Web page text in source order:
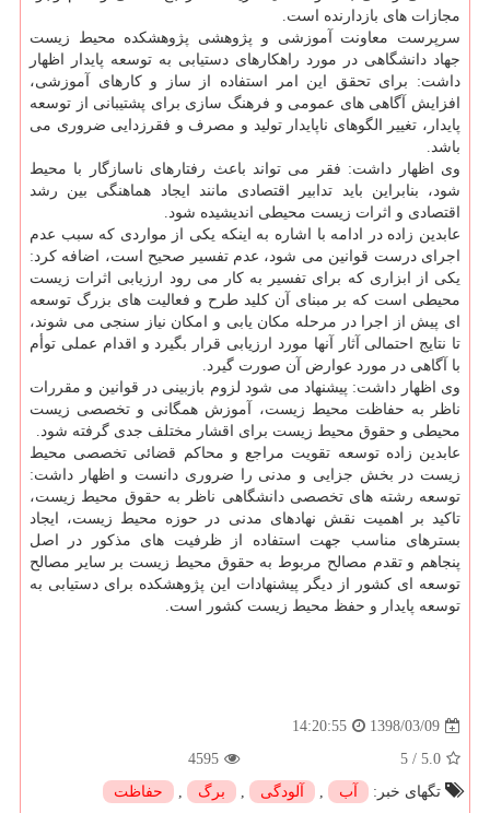
مجازات های بازدارنده است.
سرپرست معاونت آموزشی و پژوهشی پژوهشكده محیط زیست
جهاد دانشگاهی در مورد راهكارهای دستیابی به توسعه پایدار اظهار
داشت: برای تحقق این امر استفاده از ساز و كارهای آموزشی،
افزایش آگاهی های عمومی و فرهنگ سازی برای پشتیبانی از توسعه
پایدار، تغییر الگوهای ناپایدار تولید و مصرف و فقرزدایی ضروری می
باشد.
وی اظهار داشت: فقر می تواند باعث رفتارهای ناسازگار با محیط
شود، بنابراین باید تدابیر اقتصادی مانند ایجاد هماهنگی بین رشد
اقتصادی و اثرات زیست محیطی اندیشیده شود.
عابدین زاده در ادامه با اشاره به اینكه یكی از مواردی كه سبب عدم
اجرای درست قوانین می شود، عدم تفسیر صحیح است، اضافه كرد:
یكی از ابزاری كه برای تفسیر به كار می رود ارزیابی اثرات زیست
محیطی است كه بر مبنای آن كلید طرح و فعالیت های بزرگ توسعه
ای پیش از اجرا در مرحله مكان یابی و امكان نیاز سنجی می شوند،
تا نتایج احتمالی آثار آنها مورد ارزیابی قرار بگیرد و اقدام عملی توأم
با آگاهی در مورد عوارض آن صورت گیرد.
وی اظهار داشت: پیشنهاد می شود لزوم بازبینی در قوانین و مقررات
ناظر به حفاظت محیط زیست، آموزش همگانی و تخصصی زیست
محیطی و حقوق محیط زیست برای اقشار مختلف جدی گرفته شود.
عابدین زاده توسعه تقویت مراجع و محاكم قضائی تخصصی محیط
زیست در بخش جزایی و مدنی را ضروری دانست و اظهار داشت:
توسعه رشته های تخصصی دانشگاهی ناظر به حقوق محیط زیست،
تاكید بر اهمیت نقش نهادهای مدنی در حوزه محیط زیست، ایجاد
بسترهای مناسب جهت استفاده از ظرفیت های مذكور در اصل
پنجاهم و تقدم مصالح مربوط به حقوق محیط زیست بر سایر مصالح
توسعه ای كشور از دیگر پیشنهادات این پژوهشكده برای دستیابی به
توسعه پایدار و حفظ محیط زیست كشور است.
1398/03/09
14:20:55
5.0
/
5
4595
تگهای خبر:
آب , آلودگی , برگ , حفاظت